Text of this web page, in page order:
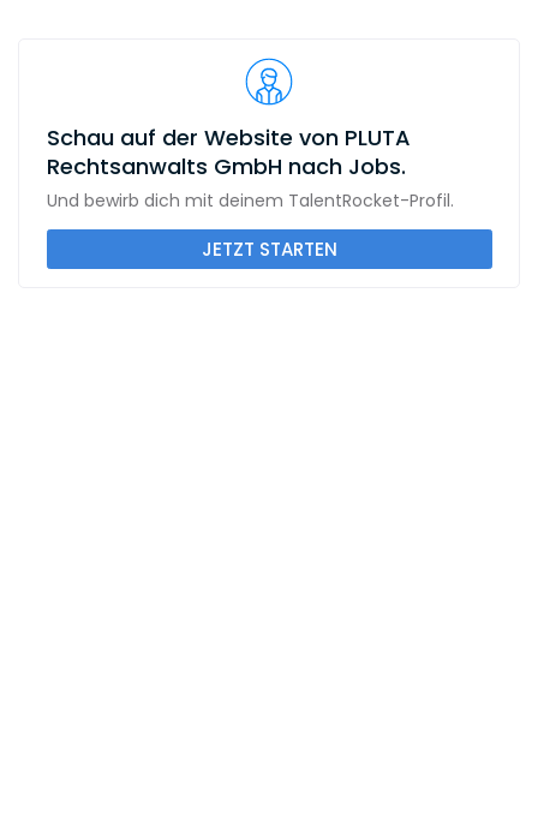
Schau auf der Website von PLUTA
Rechtsanwalts GmbH nach Jobs.
Und bewirb dich mit deinem TalentRocket-Profil.
JETZT STARTEN